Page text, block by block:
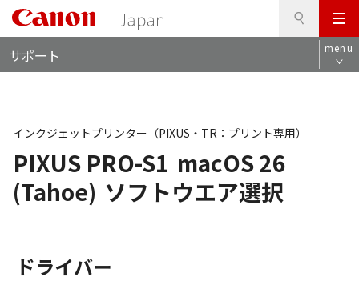
メ
ニ
ュ
サポート menu
PIXUS PRO-S1 macOS 26
(Tahoe) ソフトウエア選択
インクジェットプリンター（PIXUS・TR：プリント専用）
ドライバー